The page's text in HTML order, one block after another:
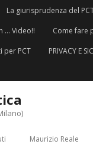
La giurisprudenza del
… Video!!
Come fare
per PCT
PRIVACY E
Maurizio Reale